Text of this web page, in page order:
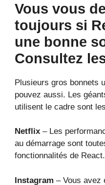
Vous vous
toujours si
une bonne
Consultez
Plusieurs gros bonnets
pouvez aussi. Les
utilisent le cadre sont
Netflix – Les
au démarrage sont
fonctionnalités de React.
Instagram – Vous avez